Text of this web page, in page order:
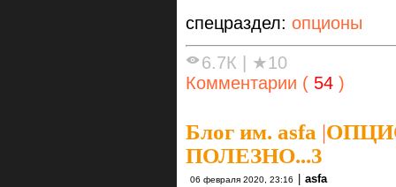
спецраздел: опционы
6.7К
★10
Комментарии ( 54 )
Блог им. asfa |
ПОЛЕЗНО...3
06 февраля 2020, 23:16 asfa